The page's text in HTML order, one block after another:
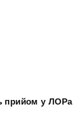
прийом у ЛОРа